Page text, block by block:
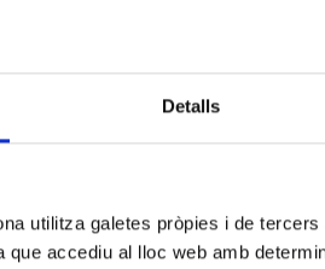
Detalls
utilitza galetes pròpies i de
accediu al lloc web amb
Facultat de Física. Martí i
08028 Barcelona
Descripció general: